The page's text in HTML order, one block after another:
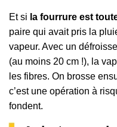
Et si la fourrure est
paire qui avait pris la
vapeur. Avec un
(au moins 20 cm !), la
les fibres. On brosse
c’est une opération à
fondent.